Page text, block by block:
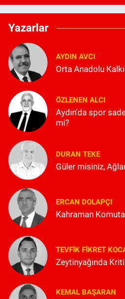
Yazarlar
AYDIN AVCI
Orta Anadolu
ÖZLENEN ALCI
Aydın'da spor
mi?
DURAN TEKE
Güler misiniz, Ağlar
ERCAN DOLAPÇI
Kahraman
TEVFIK FIKRET
Zeytinyağında
KEMAL BAŞARAN